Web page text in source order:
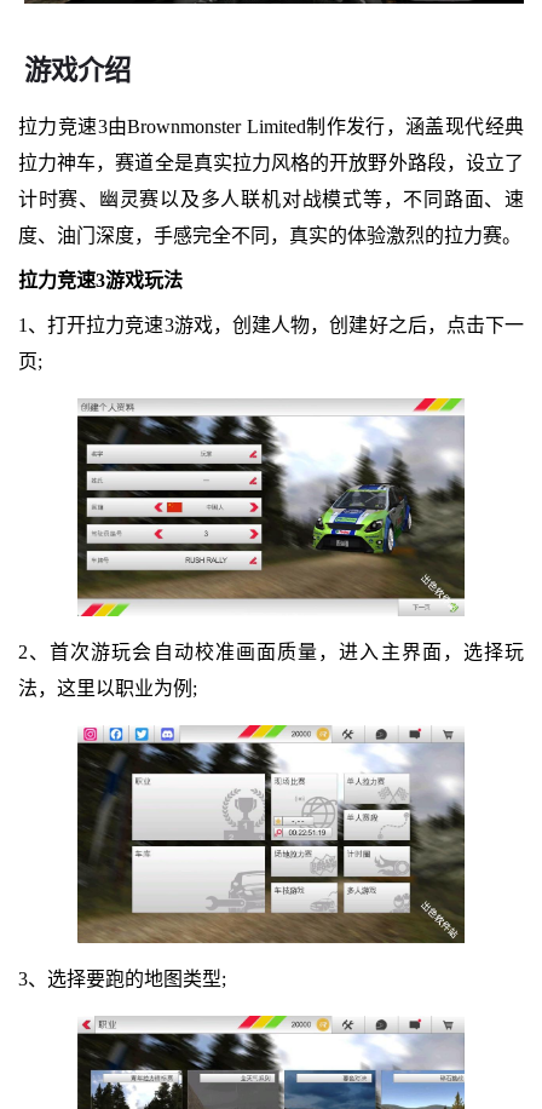
游戏介绍
拉力竞速3由Brownmonster Limited制作发行，涵盖现代经典
拉力神车，赛道全是真实拉力风格的开放野外路段，设立了
计时赛、幽灵赛以及多人联机对战模式等，不同路面、速
度、油门深度，手感完全不同，真实的体验激烈的拉力赛。
拉力竞速3游戏玩法
1、打开拉力竞速3游戏，创建人物，创建好之后，点击下一
页;
2、首次游玩会自动校准画面质量，进入主界面，选择玩
法，这里以职业为例;
3、选择要跑的地图类型;